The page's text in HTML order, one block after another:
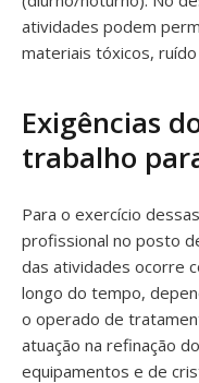
atividades podem
materiais tóxicos,
Exigências
trabalho
Para o exercício
profissional no posto
das atividades ocorre
longo do tempo,
o operado de
atuação na refinação
equipamentos e de